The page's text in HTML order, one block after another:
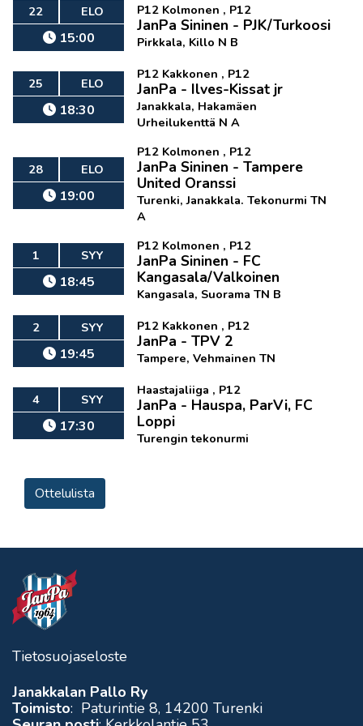
22 ELO
15:00
P12 Kolmonen , P12
JanPa Sininen - PJK/Turkoosi
Pirkkala, Killo N B
25 ELO
18:30
P12 Kakkonen , P12
JanPa - Ilves-Kissat jr
Janakkala, Hakamäen
Urheilukenttä N A
28 ELO
19:00
P12 Kolmonen , P12
JanPa Sininen - Tampere
United Oranssi
Turenki, Janakkala. Tekonurmi TN
A
1 SYY
18:45
P12 Kolmonen , P12
JanPa Sininen - FC
Kangasala/Valkoinen
Kangasala, Suorama TN B
2 SYY
19:45
P12 Kakkonen , P12
JanPa - TPV 2
Tampere, Vehmainen TN
4 SYY
17:30
Haastajaliiga , P12
JanPa - Hauspa, ParVi, FC
Loppi
Turengin tekonurmi
Ottelulista
Tietosuojaseloste
Janakkalan Pallo Ry
Toimisto: Paturintie 8, 14200 Turenki